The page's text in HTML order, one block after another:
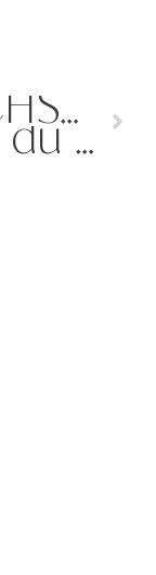
NÄCHSTER
Was du bei der Wahl einer Brand Designerin beachten solltest